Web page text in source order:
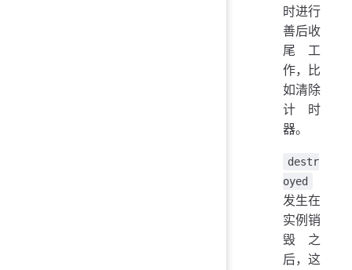
时进行
善后收
尾工
作，比
如清除
计时
器。
destr
oyed
发生在
实例销
毁之
后，这